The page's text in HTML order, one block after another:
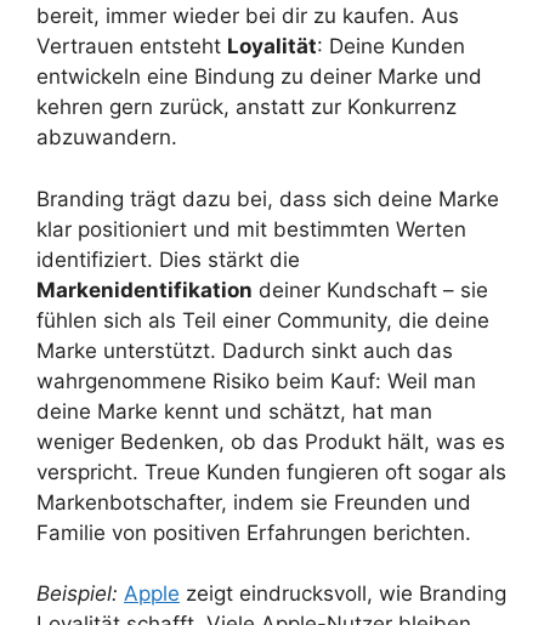
bereit, immer wieder bei dir zu kaufen. Aus
Vertrauen entsteht Loyalität: Deine Kunden
entwickeln eine Bindung zu deiner Marke und
kehren gern zurück, anstatt zur Konkurrenz
abzuwandern.
Branding trägt dazu bei, dass sich deine Marke
klar positioniert und mit bestimmten Werten
identifiziert. Dies stärkt die
Markenidentifikation deiner Kundschaft – sie
fühlen sich als Teil einer Community, die deine
Marke unterstützt. Dadurch sinkt auch das
wahrgenommene Risiko beim Kauf: Weil man
deine Marke kennt und schätzt, hat man
weniger Bedenken, ob das Produkt hält, was es
verspricht. Treue Kunden fungieren oft sogar als
Markenbotschafter, indem sie Freunden und
Familie von positiven Erfahrungen berichten.
Beispiel: Apple zeigt eindrucksvoll, wie Branding